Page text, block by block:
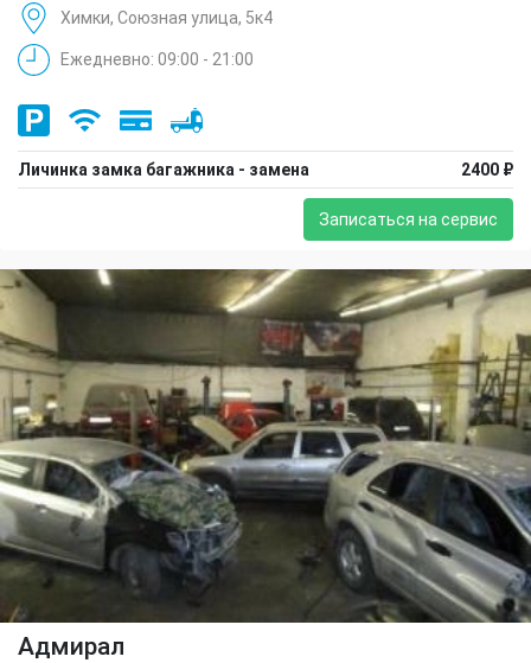
Химки, Союзная улица, 5к4
Ежедневно: 09:00 - 21:00
Личинка замка багажника - замена 2400 ₽
Записаться на сервис
Адмирал